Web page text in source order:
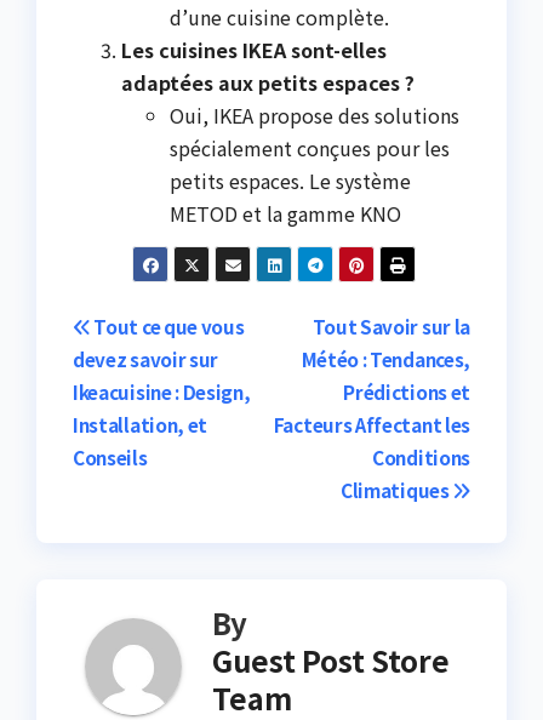
d’une cuisine complète.
Les cuisines IKEA sont-elles
adaptées aux petits espaces ?
Oui, IKEA propose des solutions
spécialement conçues pour les
petits espaces. Le système
METOD et la gamme KNO
Post
navigation
Tout Savoir sur la
Météo : Tendances,
Prédictions et
Facteurs Affectant les
Conditions
Climatiques
Tout ce que vous
devez savoir sur
Ikeacuisine : Design,
Installation, et
Conseils
By
Guest Post Store
Team